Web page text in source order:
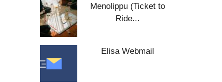
Menolippu (Ticket to
Ride...
Elisa Webmail